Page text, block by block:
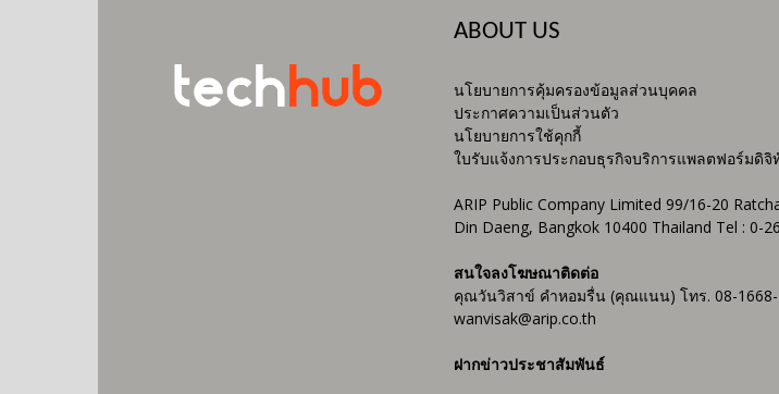
ABOUT US
นโยบายการคุ้มครองข้อมูลส่วนบุคคล
ประกาศความเป็นส่วนตัว
นโยบายการใช้คุกกี้
ใบรับแจ้งการประกอบธุรกิจบริการแพลตฟอร์มดิจิ
ARIP Public Company Limited 99/16-20
Din Daeng, Bangkok 10400 Thailand Tel : 0-
สนใจลงโฆษณาติดต่อ
คุณวันวิสาข์ คำหอมรื่น (คุณแนน) โทร. 08-1668-
wanvisak@arip.co.th
ฝากข่าวประชาสัมพันธ์